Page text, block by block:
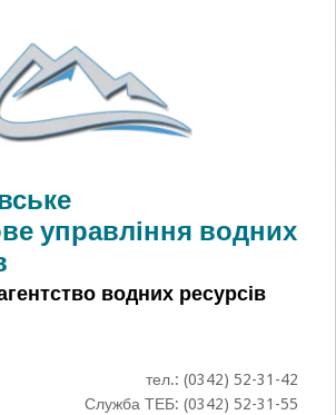
управління водних
водних ресурсів
тел.: (0342) 52-31-42
Служба ТЕБ: (0342) 52-31-55